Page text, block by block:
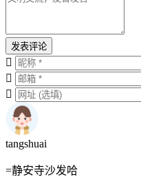
发表评论
tangshuai
=静安寺沙发哈